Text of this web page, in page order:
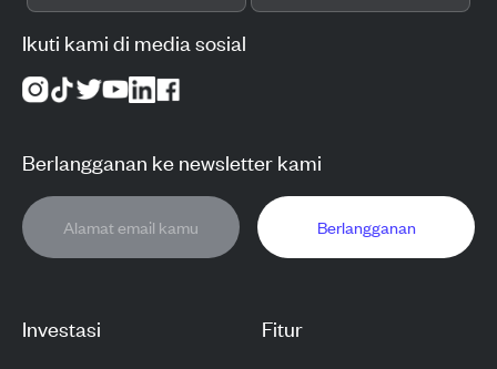
Investasi Fitur
Ikuti kami di media sosial
Berlangganan ke newsletter kami
Berlangganan